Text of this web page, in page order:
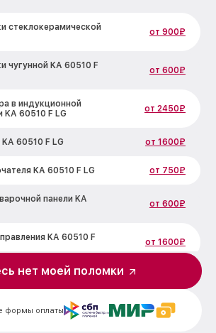
стеклокерамической
от 900₽
чугунной KA 60510 F
от 600₽
в индукционной
KA 60510 F LG
от 2450₽
60510 F LG от 1600₽
KA 60510 F LG от 750₽
панели KA
от 600₽
KA 60510 F
от 1600₽
KA 60510 F
60510 F LG от 1600₽
формы оплаты
нет моей поломки